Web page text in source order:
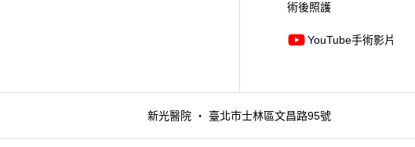
術後照護
YouTube手術影片
新光醫院 ・ 臺北市士林區文昌路95號